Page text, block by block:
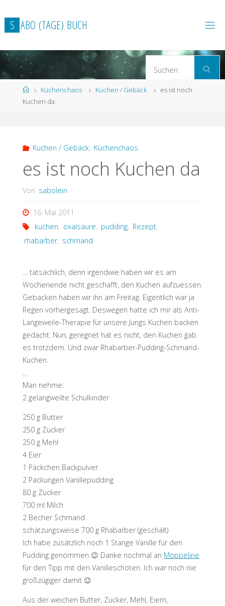
Inhalt
springen
S ABO (TAGE) BUCH
Suchen
StartKüchenchaos Kuchen / Gebäck
es ist noch
Kuchen da
Kuchen / Gebäck, Küchenchaos
es ist noch Kuchen da
Von sabolein
16. Mai 2011
kuchen, oxalsäure, pudding, Rezept,
rhabarber, schmand
… tatsächlich, denn irgendwie haben wir es am
Wochenende nicht geschafft, den Kuchen aufzuessen.
Gebacken haben wir ihn am Freitag. Eigentlich war ja
Regen vorhergesagt. Deswegen hatte ich mir als Anti-
Langeweile-Therapie für unsere Jungs Kuchen backen
gedacht. Nun, geregnet hat es nicht, den Kuchen gab
es trotzdem. Und zwar Rhabarber-Pudding-Schmand-
Kuchen.
Man nehme:
2 gelangweilte Schulkinder
250 g Butter
250 g Zucker
250 g Mehl
4 Eier
1 Päckchen Backpulver
2 Packungen Vanillepudding
80 g Zucker
700 ml Milch
2 Becher Schmand
schätzungsweise 700 g Rhabarber (geschält)
Ich habe zusätzlich noch 1 Stange Vanille für den
Pudding genommen 😉 Danke nochmal an Moppeline
für den Tipp mit den Vanilleschoten. Ich war noch nie
großzügiger damit 😉
Aus der weichen Butter, Zucker, Mehl, Eiern,